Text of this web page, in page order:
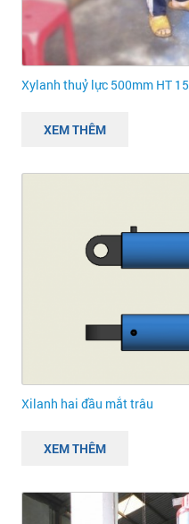
Xylanh thuỷ lực 500mm HT
XEM THÊM
Xilanh hai đầu mắt trâu
XEM THÊM